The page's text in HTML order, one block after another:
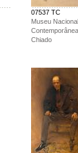
07537 TC
Museu
Chiado